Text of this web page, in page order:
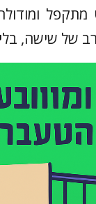
מתקפל
של שישה,